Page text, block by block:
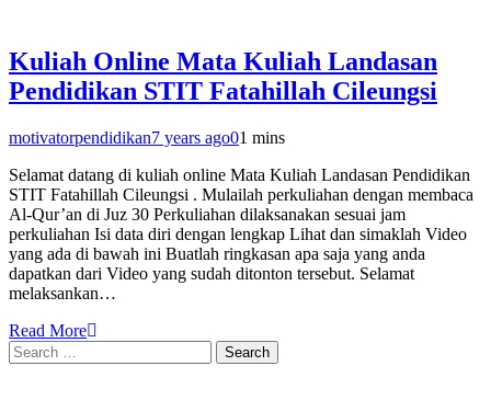
Kuliah Online Mata Kuliah Landasan
Pendidikan STIT Fatahillah Cileungsi
motivatorpendidikan7 years ago01 mins
Selamat datang di kuliah online Mata Kuliah Landasan Pendidikan
STIT Fatahillah Cileungsi . Mulailah perkuliahan dengan membaca
Al-Qur’an di Juz 30 Perkuliahan dilaksanakan sesuai jam
perkuliahan Isi data diri dengan lengkap Lihat dan simaklah Video
yang ada di bawah ini Buatlah ringkasan apa saja yang anda
dapatkan dari Video yang sudah ditonton tersebut. Selamat
melaksankan…
Read More
Search
for: